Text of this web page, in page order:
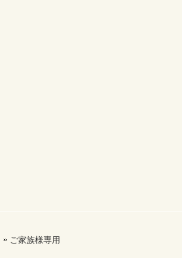
ご家族様専用